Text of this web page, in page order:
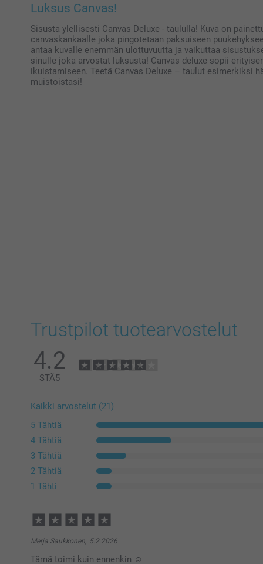
Luksus Canvas!
Sisusta ylellisesti Canvas Deluxe - taululla! Kuva on
canvaskankaalle joka pingotetaan paksuiseen
antaa kuvalle enemmän ulottuvuutta ja vaikuttaa
sinulle joka arvostat luksusta! Canvas deluxe sopii
ikuistamiseen. Teetä Canvas Deluxe – taulut esimerkiksi
muistoistasi!
Trustpilot tuotearvostelut
4.2
STÄ5
Kaikki arvostelut (21)
5 Tähtiä
4 Tähtiä
3 Tähtiä
2 Tähtiä
1 Tähti
Merja Saukkonen, 5.2.2026
Tämä toimi kuin ennenkin ☺️